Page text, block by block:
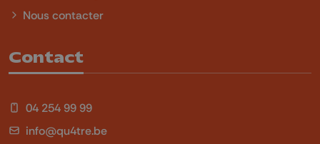
Nous contacter
Contact
04 254 99 99
info@qu4tre.be